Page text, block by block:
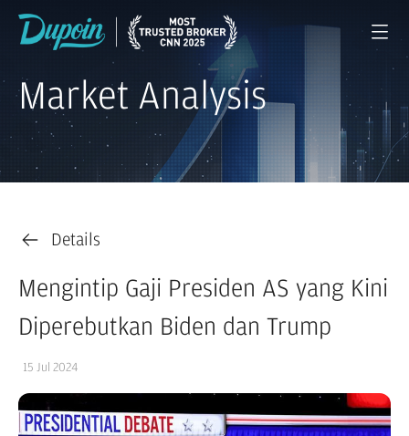
Market Analysis
Details
Mengintip Gaji Presiden AS yang Kini
Diperebutkan Biden dan Trump
15 Jul 2024